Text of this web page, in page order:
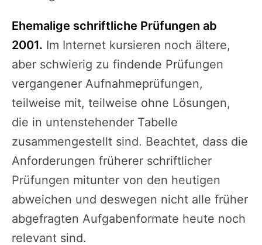
Ehemalige schriftliche Prüfungen ab
2001. Im Internet kursieren noch ältere,
aber schwierig zu findende Prüfungen
vergangener Aufnahmeprüfungen,
teilweise mit, teilweise ohne Lösungen,
die in untenstehender Tabelle
zusammengestellt sind. Beachtet, dass die
Anforderungen früherer schriftlicher
Prüfungen mitunter von den heutigen
abweichen und deswegen nicht alle früher
abgefragten Aufgabenformate heute noch
relevant sind.